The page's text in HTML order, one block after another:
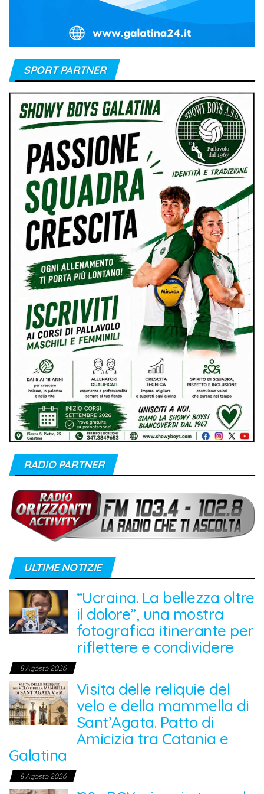
SPORT PARTNER
RADIO PARTNER
ULTIME NOTIZIE
“Ucraina. La bellezza oltre
il dolore”, una mostra
fotografica itinerante per
riflettere e condividere
8 Agosto 2026
Visita delle reliquie del
velo e della mammella di
Sant’Agata. Patto di
Amicizia tra Catania e
Galatina
8 Agosto 2026